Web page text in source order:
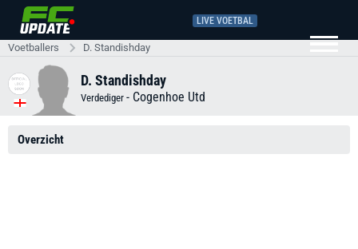
LIVE VOETBAL
Voetballers D. Standishday
D. Standishday
Verdediger - Cogenhoe Utd
Overzicht